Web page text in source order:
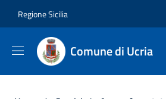
Regione Sicilia
Comune di Ucria